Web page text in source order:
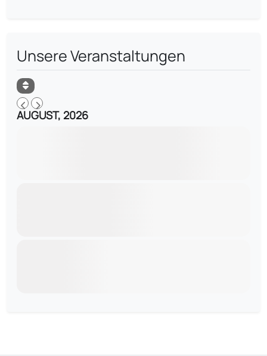
Unsere Veranstaltungen
AUGUST, 2026